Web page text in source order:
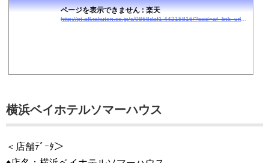
ページを表示できません : 楽天
横浜ベイホテルソマーハウス
＜店舗ﾃﾞｰﾀ＞